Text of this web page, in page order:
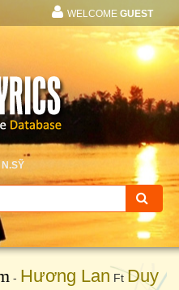
WELCOME GUEST
N.SỸ
- Hương Lan Ft Duy